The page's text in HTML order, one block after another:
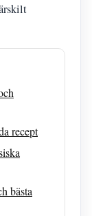
recept
bästa